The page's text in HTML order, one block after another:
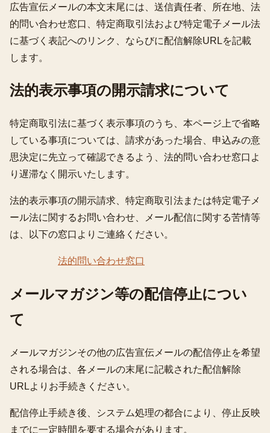
広告宣伝メールの本文末尾には、送信責任者、所在地、法
的問い合わせ窓口、特定商取引法および特定電子メール法
に基づく表記へのリンク、ならびに配信解除URLを記載
します。
法的表示事項の開示請求について
特定商取引法に基づく表示事項のうち、本ページ上で省略
している事項については、請求があった場合、申込みの意
思決定に先立って確認できるよう、法的問い合わせ窓口よ
り遅滞なく開示いたします。
法的表示事項の開示請求、特定商取引法または特定電子メ
ール法に関するお問い合わせ、メール配信に関する苦情等
は、以下の窓口よりご連絡ください。
法的問い合わせ窓口
メールマガジン等の配信停止につい
て
メールマガジンその他の広告宣伝メールの配信停止を希望
される場合は、各メールの末尾に記載された配信解除
URLよりお手続きください。
配信停止手続き後、システム処理の都合により、停止反映
までに一定時間を要する場合があります。